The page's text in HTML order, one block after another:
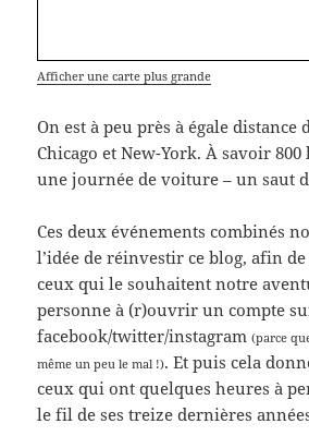
Afficher une carte plus grande
On est à peu près à égale distance
Chicago et New-York. À savoir
une journée de voiture – un saut
Ces deux événements combinés
l’idée de réinvestir ce blog, afin
ceux qui le souhaitent notre
personne à (r)ouvrir un compte
facebook/twitter/instagram(parce
même un peu le mal !). Et puis cela
ceux qui ont quelques heures à
le fil de ses treize dernières